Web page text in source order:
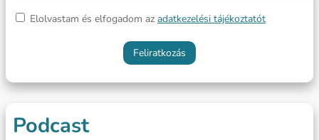
Elolvastam és elfogadom az adatkezelési tájékoztatót
Podcast